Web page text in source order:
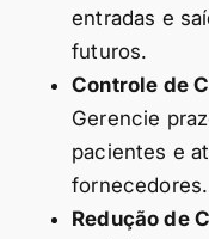
entradas e
futuros.
Controle de
Gerencie
pacientes e
fornecedores.
Redução de